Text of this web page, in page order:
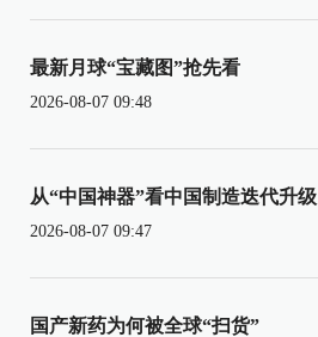
最新月球“宝藏图”抢先看
2026-08-07 09:48
从“中国神器”看中国制造迭代升级
2026-08-07 09:47
国产新药为何被全球“扫货”